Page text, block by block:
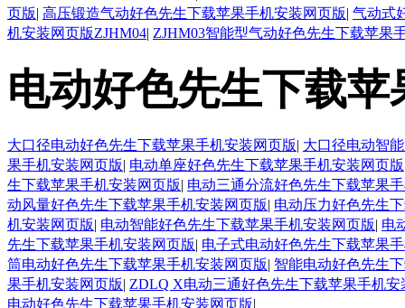
页版| 高压锻造气动好色先生下载苹果手机安装网页版| 气动式
机安装网页版ZJHM04| ZJHM03智能型气动好色先生下载苹果
电动好色先生下载
大口径电动好色先生下载苹果手机安装网页版| 大口径电动智
果手机安装网页版| 电动单座好色先生下载苹果手机安装网页版
生下载苹果手机安装网页版| 电动三通分流好色先生下载苹果
动风量好色先生下载苹果手机安装网页版| 电动压力好色先生
机安装网页版| 电动智能好色先生下载苹果手机安装网页版| 电
先生下载苹果手机安装网页版| 电子式电动好色先生下载苹果
筒电动好色先生下载苹果手机安装网页版| 智能电动好色先生
果手机安装网页版| ZDLQ X电动三通好色先生下载苹果手机安
电动好色先生下载苹果手机安装网页版|